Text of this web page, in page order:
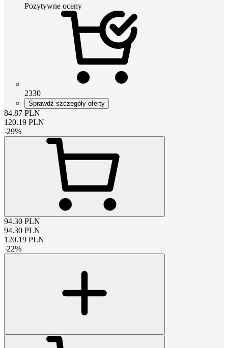
Pozytywne oceny
2330
Sprawdź szczegóły oferty
84.87 PLN
120.19 PLN
-29%
94.30 PLN
94.30 PLN
120.19 PLN
-22%